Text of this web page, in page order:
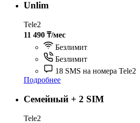
Unlim
Tele2
11 490 ₸/мес
Безлимит
Безлимит
18 SMS на номера Tele2
Подробнее
Семейный + 2 SIM
Tele2